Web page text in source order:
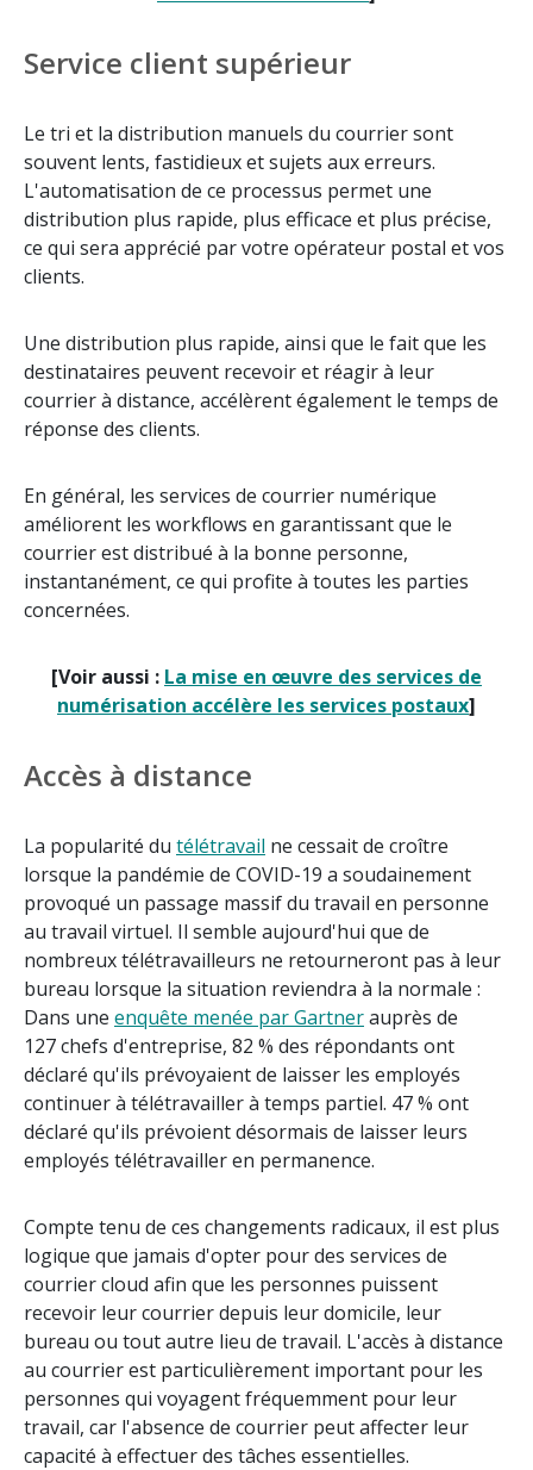
Service client supérieur
Le tri et la distribution manuels du courrier sont
souvent lents, fastidieux et sujets aux erreurs.
L'automatisation de ce processus permet une
distribution plus rapide, plus efficace et plus précise,
ce qui sera apprécié par votre opérateur postal et vos
clients.
Une distribution plus rapide, ainsi que le fait que les
destinataires peuvent recevoir et réagir à leur
courrier à distance, accélèrent également le temps de
réponse des clients.
En général, les services de courrier numérique
améliorent les workflows en garantissant que le
courrier est distribué à la bonne personne,
instantanément, ce qui profite à toutes les parties
concernées.
[Voir aussi : La mise en œuvre des services de
numérisation accélère les services postaux]
Accès à distance
La popularité du télétravail ne cessait de croître
lorsque la pandémie de COVID-19 a soudainement
provoqué un passage massif du travail en personne
au travail virtuel. Il semble aujourd'hui que de
nombreux télétravailleurs ne retourneront pas à leur
bureau lorsque la situation reviendra à la normale :
Dans une enquête menée par Gartnerauprès de
127 chefs d'entreprise, 82 % des répondants ont
déclaré qu'ils prévoyaient de laisser les employés
continuer à télétravailler à temps partiel. 47 % ont
déclaré qu'ils prévoient désormais de laisser leurs
employés télétravailler en permanence.
Compte tenu de ces changements radicaux, il est plus
logique que jamais d'opter pour des services de
courrier cloud afin que les personnes puissent
recevoir leur courrier depuis leur domicile, leur
bureau ou tout autre lieu de travail. L'accès à distance
au courrier est particulièrement important pour les
personnes qui voyagent fréquemment pour leur
travail, car l'absence de courrier peut affecter leur
capacité à effectuer des tâches essentielles.